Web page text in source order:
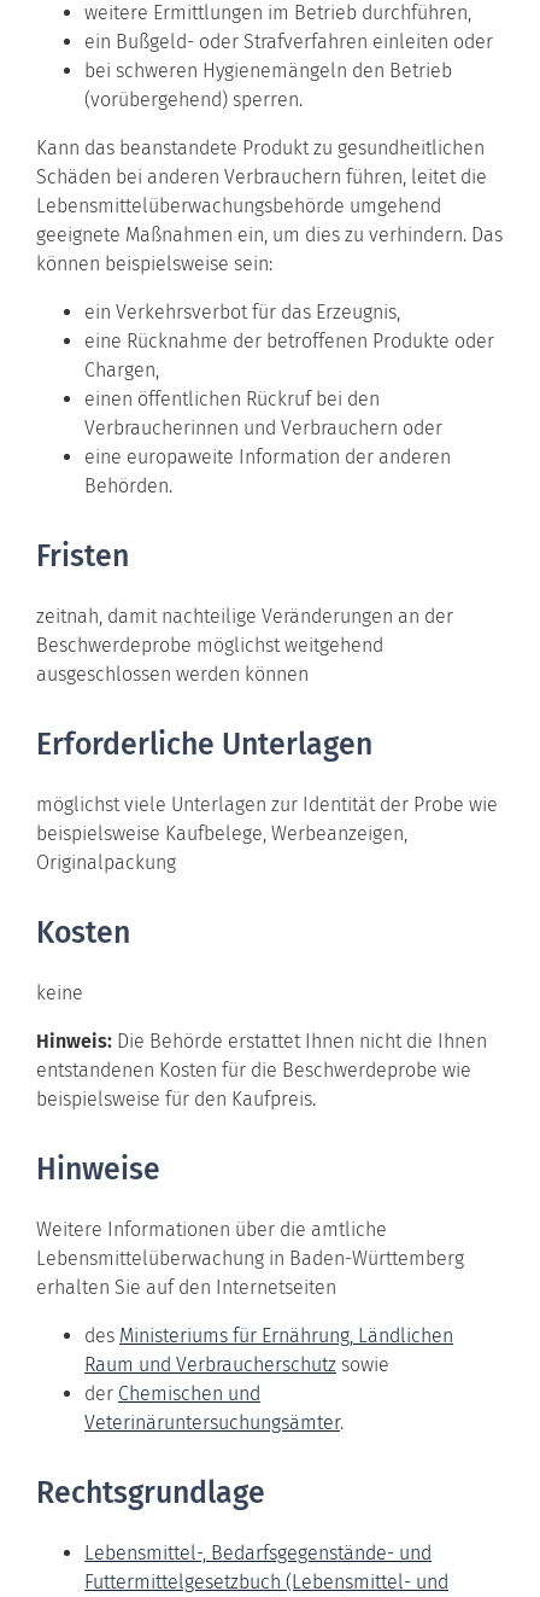
weitere Ermittlungen im Betrieb durchführen,
ein Bußgeld- oder Strafverfahren einleiten oder
bei schweren Hygienemängeln den Betrieb
(vorübergehend) sperren.
Kann das beanstandete Produkt zu gesundheitlichen
Schäden bei anderen Verbrauchern führen, leitet die
Lebensmittelüberwachungsbehörde umgehend
geeignete Maßnahmen ein, um dies zu verhindern. Das
können beispielsweise sein:
ein Verkehrsverbot für das Erzeugnis,
eine Rücknahme der betroffenen Produkte oder
Chargen,
einen öffentlichen Rückruf bei den
Verbraucherinnen und Verbrauchern oder
eine europaweite Information der anderen
Behörden.
Fristen
zeitnah, damit nachteilige Veränderungen an der
Beschwerdeprobe möglichst weitgehend
ausgeschlossen werden können
Erforderliche Unterlagen
möglichst viele Unterlagen zur Identität der Probe wie
beispielsweise Kaufbelege, Werbeanzeigen,
Originalpackung
Kosten
keine
Hinweis: Die Behörde erstattet Ihnen nicht die Ihnen
entstandenen Kosten für die Beschwerdeprobe wie
beispielsweise für den Kaufpreis.
Hinweise
Weitere Informationen über die amtliche
Lebensmittelüberwachung in Baden-Württemberg
erhalten Sie auf den Internetseiten
des Ministeriums für Ernährung, Ländlichen
Raum und Verbraucherschutz sowie
der Chemischen und
Veterinäruntersuchungsämter.
Rechtsgrundlage
Lebensmittel-, Bedarfsgegenstände- und
Futtermittelgesetzbuch (Lebensmittel- und